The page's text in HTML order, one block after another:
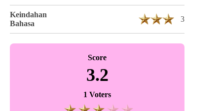
Keindahan
Bahasa
3
Score
3.2
1 Voters